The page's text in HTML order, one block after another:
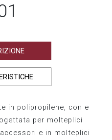
in polipropilene, con e
per molteplici
e in molteplici